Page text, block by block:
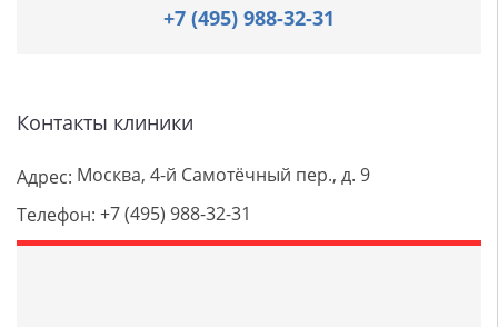
+7 (495) 988-32-31
Контакты клиники
Адрес: Москва, 4-й Самотёчный пер., д. 9
Телефон: +7 (495) 988-32-31